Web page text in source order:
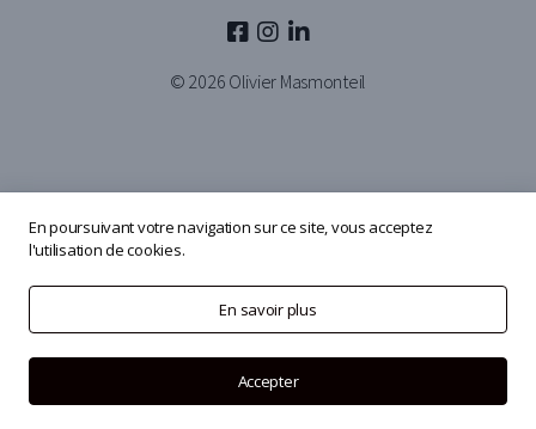
© 2026 Olivier Masmonteil
En poursuivant votre navigation sur ce site, vous acceptez
l'utilisation de cookies.
En savoir plus
Accepter